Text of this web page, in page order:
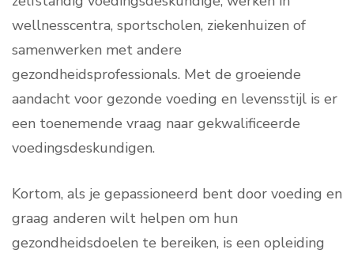
wellnesscentra, sportscholen, ziekenhuizen of
samenwerken met andere
gezondheidsprofessionals. Met de groeiende
aandacht voor gezonde voeding en levensstijl is er
een toenemende vraag naar gekwalificeerde
voedingsdeskundigen.
Kortom, als je gepassioneerd bent door voeding en
graag anderen wilt helpen om hun
gezondheidsdoelen te bereiken, is een opleiding